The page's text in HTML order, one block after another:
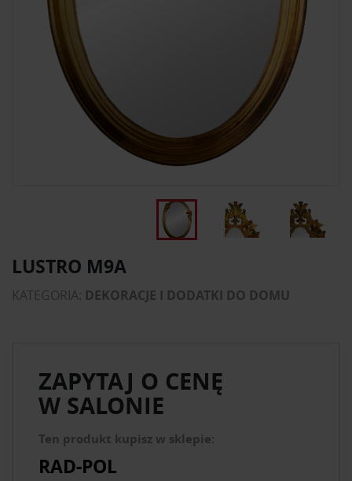
LUSTRO M9A
KATEGORIA: DEKORACJE I DODATKI DO DOMU
ZAPYTAJ O CENĘ
W SALONIE
Ten produkt kupisz w sklepie:
RAD-POL